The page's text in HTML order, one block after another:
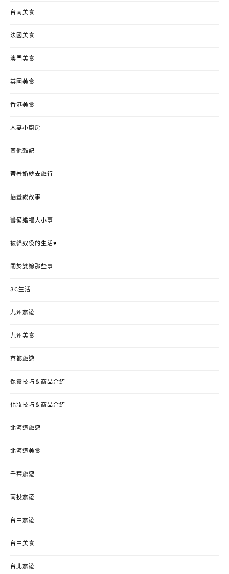
台南美食
法國美食
澳門美食
英國美食
香港美食
人妻小廚房
其他雜記
帶著婚紗去旅行
插畫說故事
籌備婚禮大小事
被貓奴役的生活♥
關於婆媳那些事
3C生活
九州旅遊
九州美食
京都旅遊
保養技巧＆商品介紹
化妝技巧＆商品介紹
北海道旅遊
北海道美食
千葉旅遊
南投旅遊
台中旅遊
台中美食
台北旅遊